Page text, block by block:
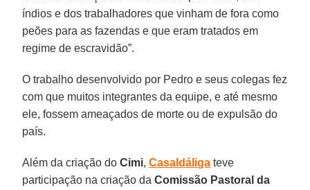
índios e dos trabalhadores que vinham de fora como
peões para as fazendas e que eram tratados em
regime de escravidão”.
O trabalho desenvolvido por Pedro e seus colegas fez
com que muitos integrantes da equipe, e até mesmo
ele, fossem ameaçados de morte ou de expulsão do
país.
Além da criação doCimi,Casaldáliga teve
participação na criação daComissão Pastoral da